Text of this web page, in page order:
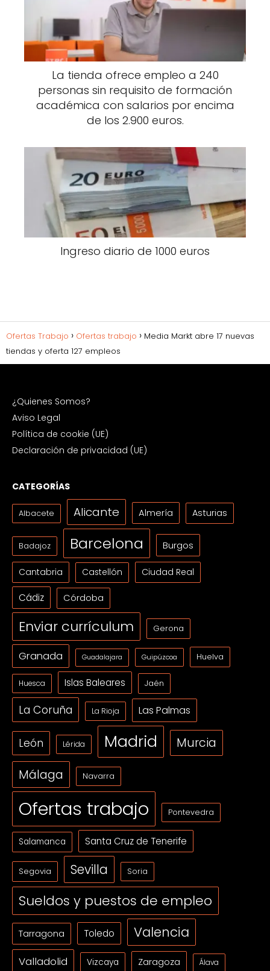
La tienda ofrece empleo a 240
personas sin requisito de formación
académica con salarios por encima
de los 2.900 euros.
Ingreso diario de 1000 euros
Ofertas Trabajo Ofertas trabajo
Media Markt abre 17 nuevas
tiendas y oferta 127 empleos
¿Quienes Somos?
Aviso Legal
Política de cookie (UE)
Declaración de privacidad (UE)
CATEGORÍAS
Albacete Alicante Almería Asturias
Badajoz Barcelona Burgos
Cantabria Castellón Ciudad Real
Cádiz Córdoba
Enviar currículum Gerona
Granada Guadalajara Guipúzcoa Huelva
Huesca Islas Baleares Jaén
La Coruña La Rioja Las Palmas
León Lérida Madrid Murcia
Málaga Navarra
Ofertas trabajo Pontevedra
Salamanca Santa Cruz de Tenerife
Segovia Sevilla Soria
Sueldos y puestos de empleo
Tarragona Toledo Valencia
Valladolid Vizcaya Zaragoza Álava